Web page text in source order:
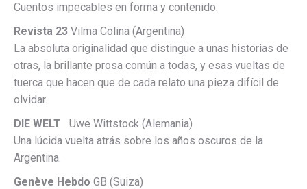
Cuentos impecables en forma y contenido.
Revista 23 Vilma Colina (Argentina)
La absoluta originalidad que distingue a unas historias de
otras, la brillante prosa común a todas, y esas vueltas de
tuerca que hacen que de cada relato una pieza difícil de
olvidar.
DIE WELT Uwe Wittstock (Alemania)
Una lúcida vuelta atrás sobre los años oscuros de la
Argentina.
Genève Hebdo GB (Suiza)